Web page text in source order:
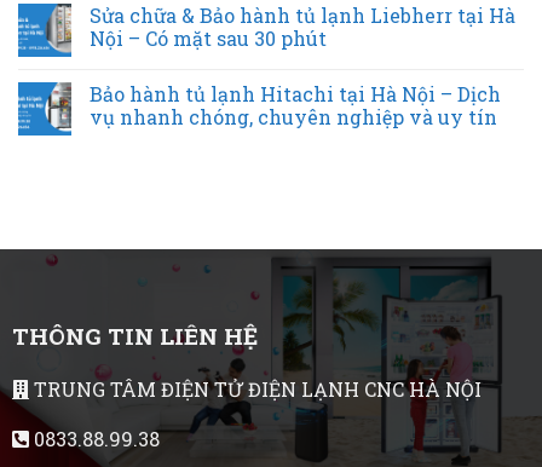
Sửa chữa & Bảo hành tủ lạnh Liebherr tại Hà
Nội – Có mặt sau 30 phút
Bảo hành tủ lạnh Hitachi tại Hà Nội – Dịch
vụ nhanh chóng, chuyên nghiệp và uy tín
THÔNG TIN LIÊN HỆ
TRUNG TÂM ĐIỆN TỬ ĐIỆN LẠNH CNC HÀ NỘI
0833.88.99.38